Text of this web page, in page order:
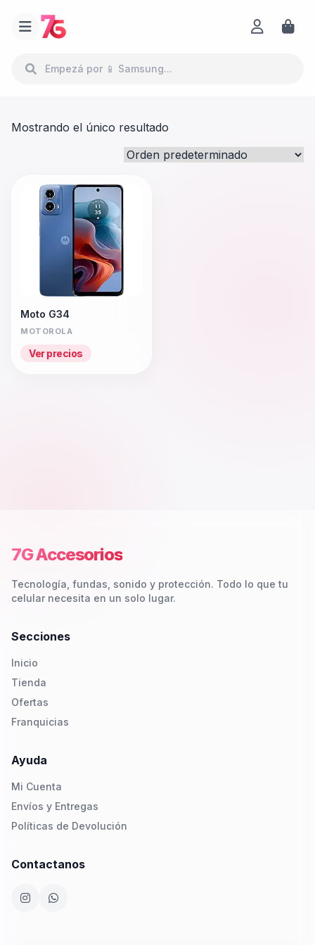
Mostrando el único resultado
Moto G34
MOTOROLA
Ver precios
7G Accesorios
Tecnología, fundas, sonido y protección. Todo lo que tu
celular necesita en un solo lugar.
Secciones
Inicio
Tienda
Ofertas
Franquicias
Ayuda
Mi Cuenta
Envíos y Entregas
Políticas de Devolución
Contactanos